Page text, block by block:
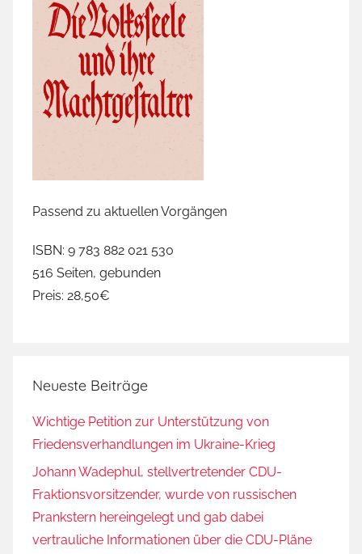
Passend zu aktuellen Vorgängen
ISBN: 9 783 882 021 530
516 Seiten, gebunden
Preis: 28,50€
Neueste Beiträge
Wichtige Petition zur Unterstützung von
Friedensverhandlungen im Ukraine-Krieg
Johann Wadephul, stellvertretender CDU-
Fraktionsvorsitzender, wurde von russischen
Prankstern hereingelegt und gab dabei
vertrauliche Informationen über die CDU-Pläne